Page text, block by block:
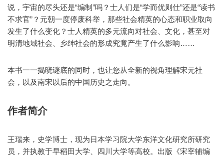
说，宇宙的尽头还是“编制”吗？士人们是“学而优则仕”还是“读书
不求官”？元朝一度停废科举，那些社会精英的心态和职业取向
发生了什么变化？士人精英的多元流向对社会、文化，甚至对
明清地域社会、乡绅社会的形成究竟产生了什么影响……
本书一一揭晓谜底的同时，也让您从全新的视角理解宋元社
会，以及南宋以后的中国历史之走向。
作者简介
王瑞来，史学博士，现为日本学习院大学东洋文化研究所研究
员，并执教于早稻田大学、四川大学等高校。出版《宋宰辅编